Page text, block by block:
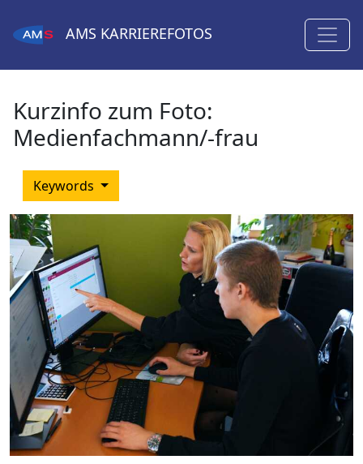
AMS KARRIEREFOTOS
Kurzinfo zum Foto:
Medienfachmann/-frau
Keywords